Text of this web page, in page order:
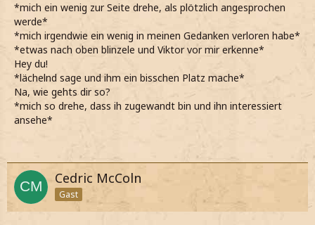
*mich ein wenig zur Seite drehe, als plötzlich angesprochen
werde*
*mich irgendwie ein wenig in meinen Gedanken verloren habe*
*etwas nach oben blinzele und Viktor vor mir erkenne*
Hey du!
*lächelnd sage und ihm ein bisschen Platz mache*
Na, wie gehts dir so?
*mich so drehe, dass ih zugewandt bin und ihn interessiert
ansehe*
Cedric McColn
Gast